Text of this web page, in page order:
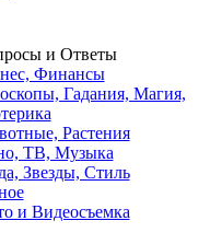
и Ответы
Финансы
Гадания, Магия,
Растения
ТВ, Музыка
Звезды, Стиль
и Видеосъемка